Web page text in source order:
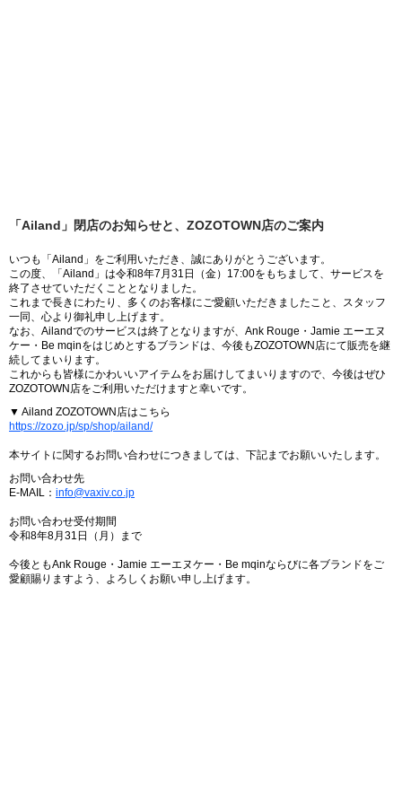
「Ailand」閉店のお知らせと、ZOZOTOWN店のご案内
いつも「Ailand」をご利用いただき、誠にありがとうございます。
この度、「Ailand」は令和8年7月31日（金）17:00をもちまして、サービスを
終了させていただくこととなりました。
これまで長きにわたり、多くのお客様にご愛顧いただきましたこと、スタッフ
一同、心より御礼申し上げます。
なお、Ailandでのサービスは終了となりますが、Ank Rouge・Jamie エーエヌ
ケー・Be mqinをはじめとするブランドは、今後もZOZOTOWN店にて販売を継
続してまいります。
これからも皆様にかわいいアイテムをお届けしてまいりますので、今後はぜひ
ZOZOTOWN店をご利用いただけますと幸いです。
▼ Ailand ZOZOTOWN店はこちら
https://zozo.jp/sp/shop/ailand/
本サイトに関するお問い合わせにつきましては、下記までお願いいたします。
お問い合わせ先
E-MAIL： info@vaxiv.co.jp
お問い合わせ受付期間
令和8年8月31日（月）まで
今後ともAnk Rouge・Jamie エーエヌケー・Be mqinならびに各ブランドをご
愛顧賜りますよう、よろしくお願い申し上げます。